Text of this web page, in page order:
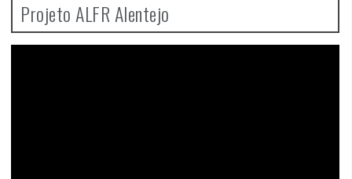
Projeto ALFR Alentejo